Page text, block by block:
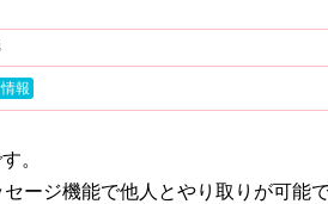
報
。
ージ機能で他人とやり取りが可能